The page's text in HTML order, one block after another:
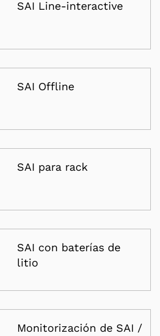
SAI Line-interactive
SAI Offline
SAI para rack
SAI con baterías de
litio
Monitorización de SAI /